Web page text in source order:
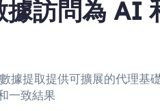
據訪問為 AI
據提取提供可擴展的代理基
一致結果